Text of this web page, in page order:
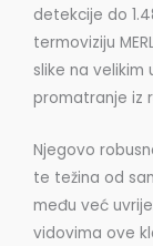
detekcije do
termoviziju
slike na velikim
promatranje iz
Njegovo
te težina od
među već
vidovima ove